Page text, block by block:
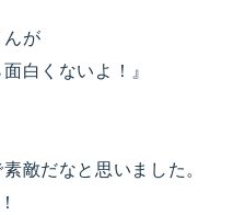
んが
白くないよ！』
敵だなと思いました。